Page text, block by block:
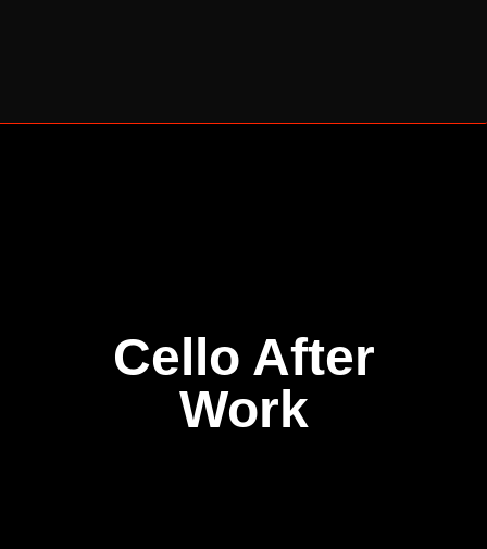
Cello After
Work